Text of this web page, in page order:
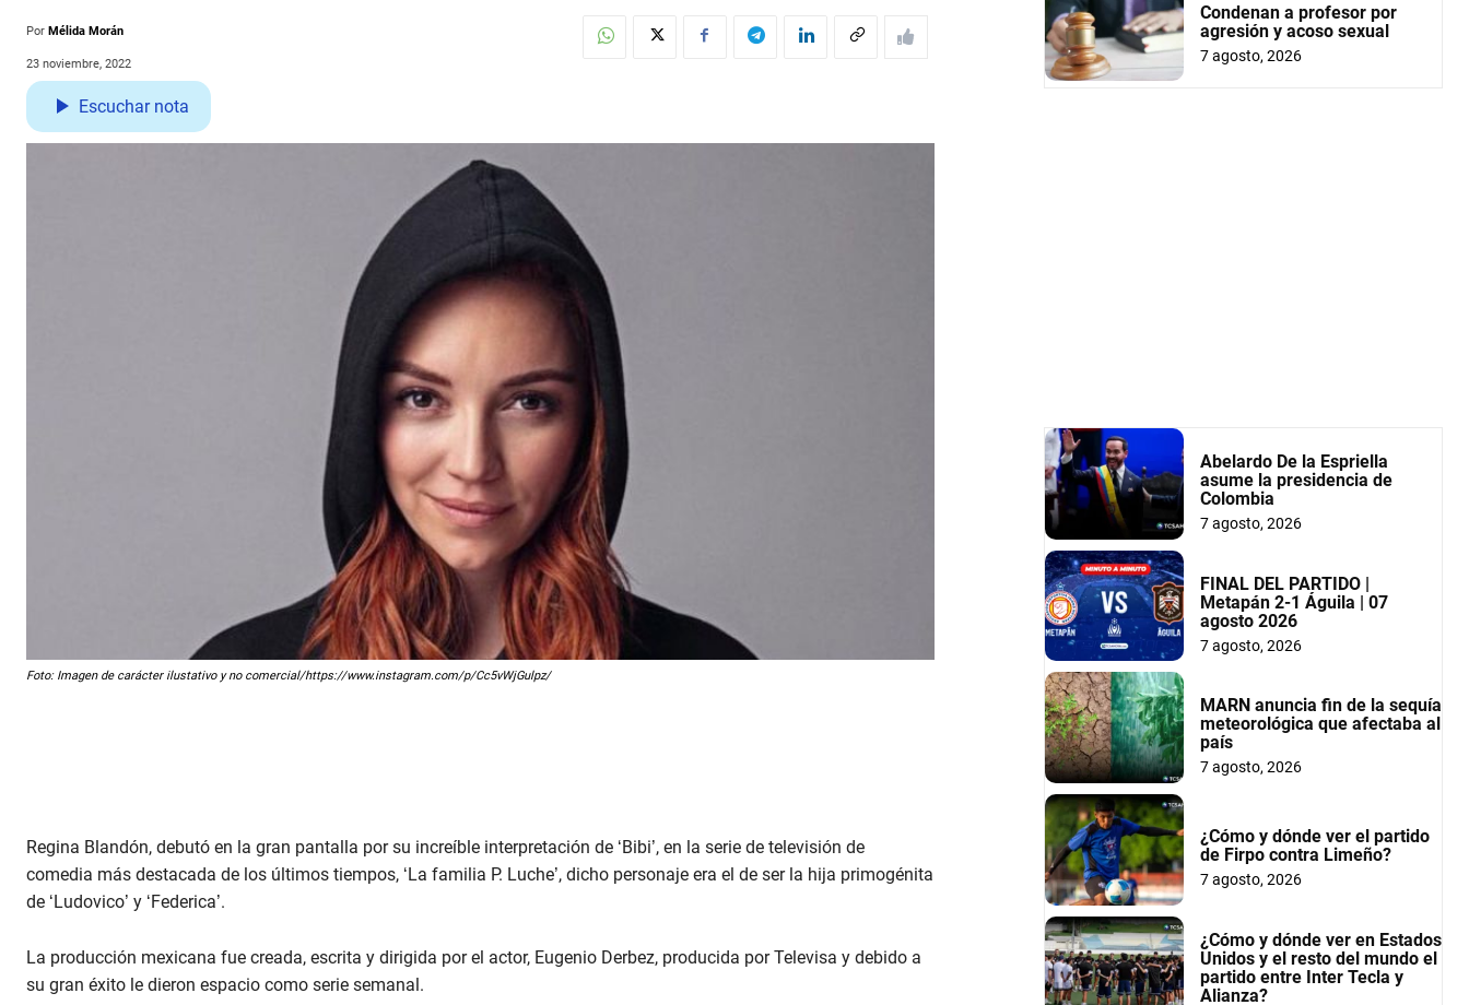
Por Mélida Morán
23 noviembre, 2022
Escuchar nota
Foto: Imagen de carácter ilustativo y no comercial/https://www.instagram.com/p/Cc5vWjGulpz/
Regina Blandón, debutó en la gran pantalla por su increíble interpretación de ‘Bibi’, en la serie de televisión de
comedia más destacada de los últimos tiempos, ‘La familia P. Luche’, dicho personaje era el de ser la hija primogénita
de ‘Ludovico’ y ‘Federica’.
La producción mexicana fue creada, escrita y dirigida por el actor, Eugenio Derbez, producida por Televisa y debido a
su gran éxito le dieron espacio como serie semanal.
Condenan a profesor por
agresión y acoso sexual
7 agosto, 2026
Abelardo De la Espriella
asume la presidencia de
Colombia
7 agosto, 2026
FINAL DEL PARTIDO |
Metapán 2-1 Águila | 07
agosto 2026
7 agosto, 2026
MARN anuncia fin de la sequía
meteorológica que afectaba al
país
7 agosto, 2026
¿Cómo y dónde ver el partido
de Firpo contra Limeño?
7 agosto, 2026
¿Cómo y dónde ver en Estados
Unidos y el resto del mundo el
partido entre Inter Tecla y
Alianza?